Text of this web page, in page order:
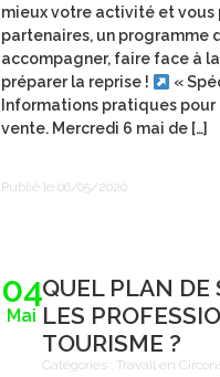
mieux votre activité et vous
partenaires, un programme
accompagner, faire face à
préparer la reprise !
«
Informations pratiques
vente. Mercredi 6 mai de […]
Publié le 06/05/2020
04
Mai
QUEL PLAN DE
LES
TOURISME ?
Catégories : Travail en